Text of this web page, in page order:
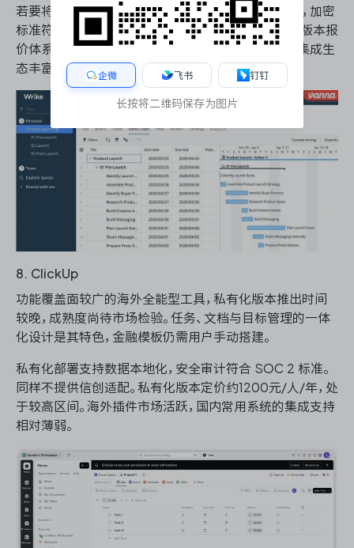
若要将数据存储于国内，需通过额外的合规审查流程，加密
标准符合 ISO 27001。不提供信创适配支持，私有化版本报
价体系不够透明，总体成本通常高于同类竞品。海外集成生
态丰富，但与国内系统的对接存在障碍。
8. ClickUp
功能覆盖面较广的海外全能型工具，私有化版本推出时间
较晚，成熟度尚待市场检验。任务、文档与目标管理的一体
化设计是其特色，金融模板仍需用户手动搭建。
私有化部署支持数据本地化，安全审计符合 SOC 2 标准。
同样不提供信创适配。私有化版本定价约1200元/人/年，处
于较高区间。海外插件市场活跃，国内常用系统的集成支持
相对薄弱。
企微 飞书 钉钉
长按将二维码保存为图片